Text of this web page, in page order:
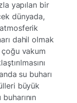
yapılan bir
dünyada,
dahil olmak
vakum
su buharı
büyük